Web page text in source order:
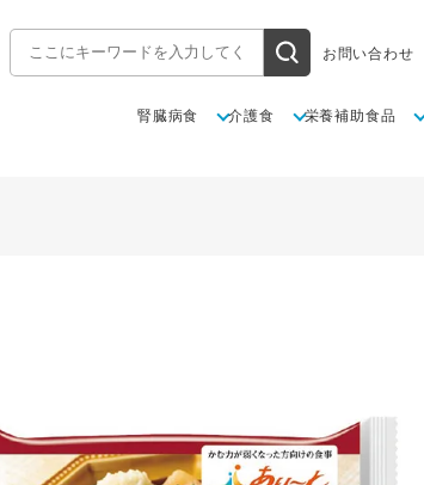
お問い合わせ
腎臓病食 介護食 栄養補助食品